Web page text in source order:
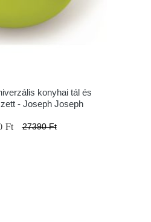
konyhai tál és
- Joseph Joseph
Ft 27390 Ft